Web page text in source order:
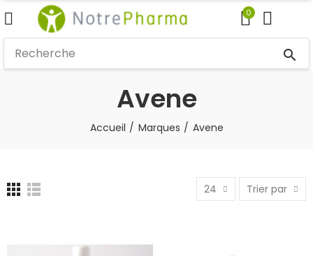
0
search
Avene
Accueil Marques Avene
24 Trier par